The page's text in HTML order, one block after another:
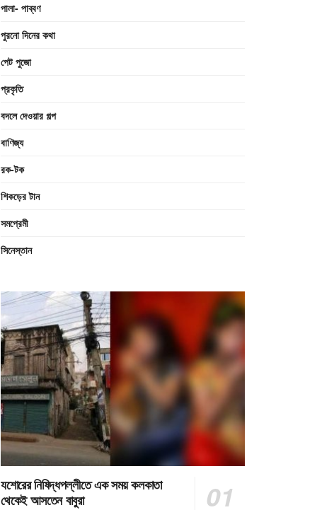
পালা- পাব্বণ
পুরনো দিনের কথা
পেট পুজো
প্রকৃতি
বদলে দেওয়ার গল্প
বাণিজ্য
রক-টক
শিকড়ের টান
সমপ্রেমী
সিনেস্তান
যশোরের নিষিদ্ধপল্লীতে এক সময় কলকাতা
থেকেই আসতেন বাবুরা